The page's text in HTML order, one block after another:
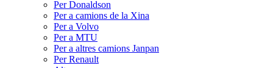
Per Donaldson
Per a camions de la Xina
Per a Volvo
Per a MTU
Per a altres camions Janpan
Per Renault